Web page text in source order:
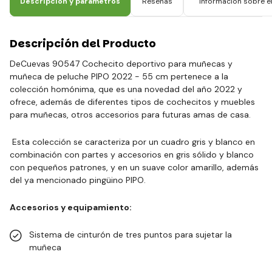
Descripción del Producto
DeCuevas 90547 Cochecito deportivo para muñecas y
muñeca de peluche PIPO 2022 - 55 cm pertenece a la
colección homónima, que es una novedad del año 2022 y
ofrece, además de diferentes tipos de cochecitos y muebles
para muñecas, otros accesorios para futuras amas de casa.
Esta colección se caracteriza por un cuadro gris y blanco en
combinación con partes y accesorios en gris sólido y blanco
con pequeños patrones, y en un suave color amarillo, además
del ya mencionado pingüino PIPO.
Accesorios y equipamiento:
Sistema de cinturón de tres puntos para sujetar la
muñeca